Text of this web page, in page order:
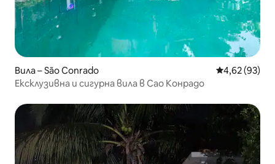
Вила – São Conrado Средна
4,62 (93)
Ексклузивна и сигурна вила в Сао Конрадо